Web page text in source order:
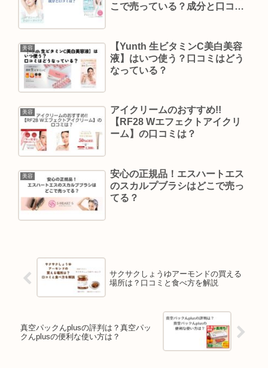
こで売っている？成分と口コミ
美容
【Yunth 生ビタミンC美白美容
液】はいつ使う？口コミはどう
なっている？
美容
アイクリームのおすすめ!!
【RF28 Wエフェクトアイクリ
ーム】の口コミは？
美容
安心の正規品！エスハートエス
のスカルプブラシはどこで売っ
てる？
サクサクしょうゆアーモンドの買える
場所は？口コミと食べ方を解説
真空パックんplusの評判は？真空パッ
クんplusの便利な使い方は？